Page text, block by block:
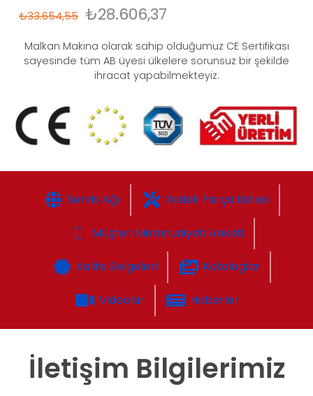
₺33.654,55 ₺28.606,37
Malkan Makina olarak sahip olduğumuz CE Sertifikası
sayesinde tüm AB üyesi ülkelere sorunsuz bir şekilde
ihracat yapabilmekteyiz.
Servis Ağı Yedek Parça Listesi
Müşteri Memnuniyeti Anketi
Kalite Belgeleri Kataloglar
Videolar Haberler
İletişim Bilgilerimiz